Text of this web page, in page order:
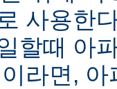
사용한
할때 아
라면,